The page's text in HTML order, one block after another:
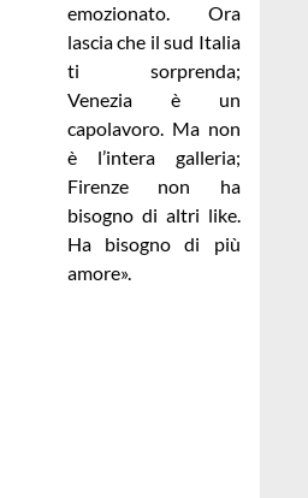
emozionato. Ora
lascia che il sud Italia
ti sorprenda;
Venezia è un
capolavoro. Ma non
è l’intera galleria;
Firenze non ha
bisogno di altri like.
Ha bisogno di più
amore».